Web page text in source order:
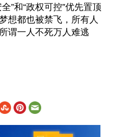
”和“政权可控”优先置顶
想都也被禁飞，所有人
谓一人不死万人难逃